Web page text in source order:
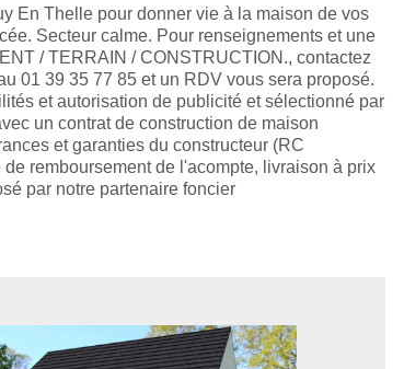
En Thelle pour donner vie à la maison de vos
Secteur calme. Pour renseignements et une
/ TERRAIN / CONSTRUCTION., contactez
01 39 35 77 85 et un RDV vous sera proposé.
et autorisation de publicité et sélectionné par
un contrat de construction de maison
et garanties du constructeur (RC
remboursement de l'acompte, livraison à prix
par notre partenaire foncier